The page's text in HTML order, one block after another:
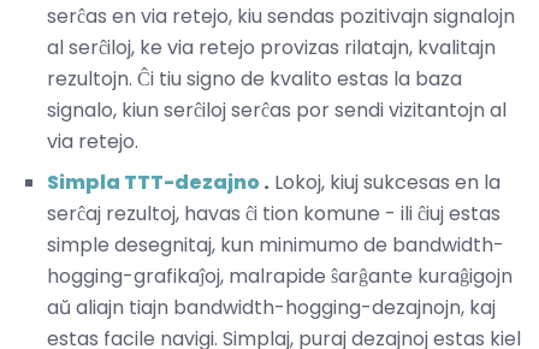
serĉas en via retejo, kiu sendas pozitivajn signalojn
al serĉiloj, ke via retejo provizas rilatajn, kvalitajn
rezultojn. Ĉi tiu signo de kvalito estas la baza
signalo, kiun serĉiloj serĉas por sendi vizitantojn al
via retejo.
Simpla TTT-dezajno. Lokoj, kiuj sukcesas en la
serĉaj rezultoj, havas ĉi tion komune - ili ĉiuj estas
simple desegnitaj, kun minimumo de bandwidth-
hogging-grafikaĵoj, malrapide ŝarĝante kuraĝigojn
aŭ aliajn tiajn bandwidth-hogging-dezajnojn, kaj
estas facile navigi. Simplaj, puraj dezajnoj estas kiel